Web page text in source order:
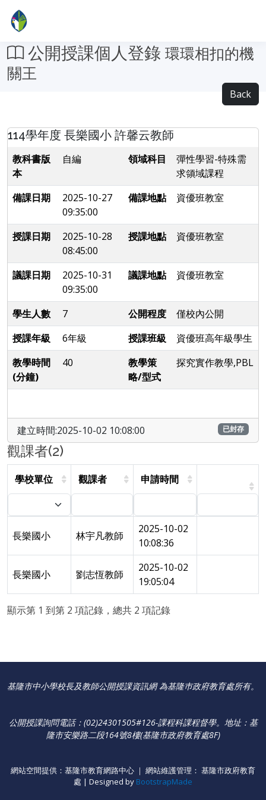
公開授課個人登錄 環環相扣的機
關王
Back
114學年度 長樂國小 許馨云教師
教科書版
本
自編 領域科目
彈性學習-特殊需
求領域課程
備課日期
2025-10-27
09:35:00
備課地點 資優班教室
授課日期
2025-10-28
08:45:00
授課地點 資優班教室
議課日期
2025-10-31
09:35:00
議課地點 資優班教室
學生人數 7 公開程度
僅校內公開
授課年級
6年級 授課班級
資優班高年級學生
教學時間
(分鐘)
40
教學策
略/型式
探究實作教學,PBL
建立時間:2025-10-02 10:08:00 已封存
觀課者(2)
學校單位 觀課者 申請時間
長樂國小 林宇凡教師
2025-10-02
10:08:36
長樂國小 劉志恆教師
2025-10-02
19:05:04
顯示第 1 到第 2 項記錄，總共 2 項記錄
基隆市中小學校長及教師公開授課資訊網 為基隆巿政府教育處所有。
公開授課詢問電話：(02)24301505#126-課程科課程督學。 地址：基
隆市安樂路二段164號8樓(基隆市政府教育處8F)
網站空間提供：基隆市教育網路中心 ｜ 網站維護管理： 基隆市政府教育
處 | Designed by BootstrapMade